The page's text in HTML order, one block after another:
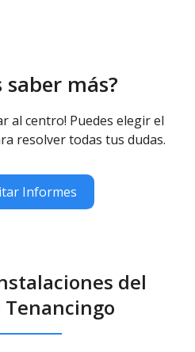
saber más?
al centro! Puedes elegir el
resolver todas tus dudas.
Informes
del